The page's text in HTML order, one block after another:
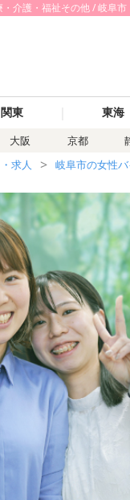
介護・福祉その他 / 岐阜
関東 東海
大阪 京都
求人 岐阜市の女性